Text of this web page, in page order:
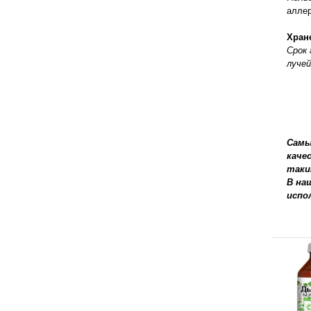
Срок
лучей.
В